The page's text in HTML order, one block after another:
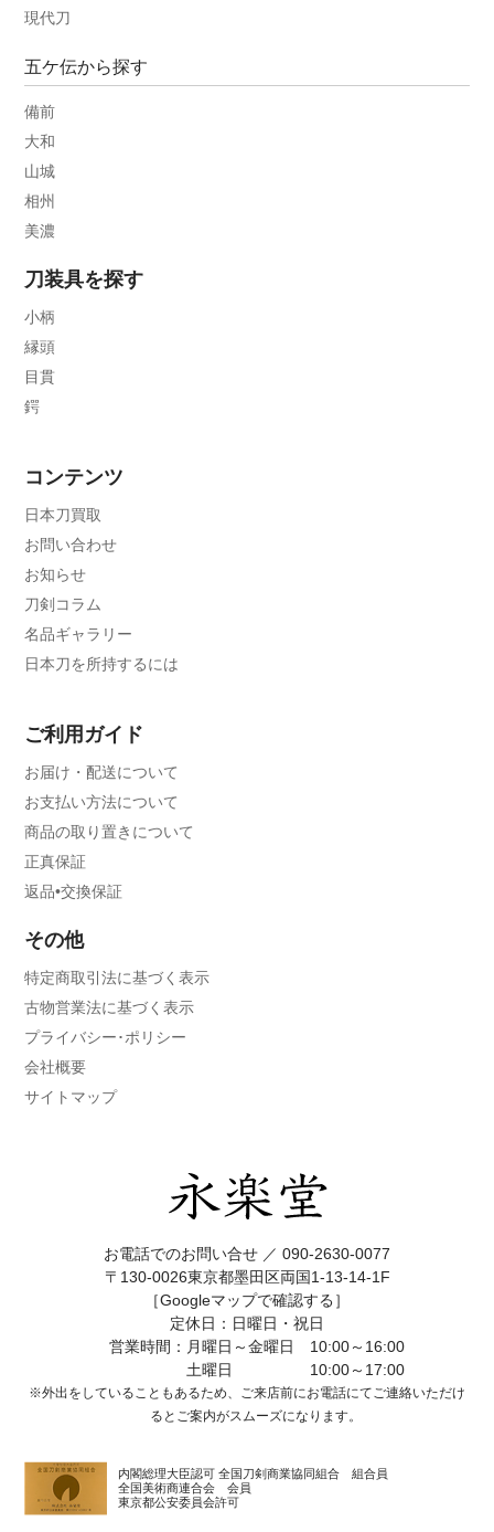
現代刀
五ケ伝から探す
備前
大和
山城
相州
美濃
刀装具を探す
小柄
縁頭
目貫
鍔
コンテンツ
日本刀買取
お問い合わせ
お知らせ
刀剣コラム
名品ギャラリー
日本刀を所持するには
ご利用ガイド
お届け・配送について
お支払い方法について
商品の取り置きについて
正真保証
返品•交換保証
その他
特定商取引法に基づく表示
古物営業法に基づく表示
プライバシー･ポリシー
会社概要
サイトマップ
お電話でのお問い合せ ／ 090-2630-0077
〒130-0026東京都墨田区両国1-13-14-1F
［Googleマップで確認する］
定休日：日曜日・祝日
営業時間：月曜日～金曜日 10:00～16:00
土曜日 10:00～17:00
※外出をしていることもあるため、ご来店前にお電話にてご連絡いただけ
ると ご案内がスムーズになります。
内閣総理大臣認可 全国刀剣商業協同組合 組合員
全国美術商連合会 会員
東京都公安委員会許可